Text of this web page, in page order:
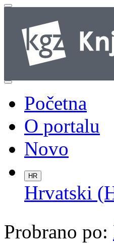
Početna
O portalu
Novo
HR
Hrvatski
Probrano po: